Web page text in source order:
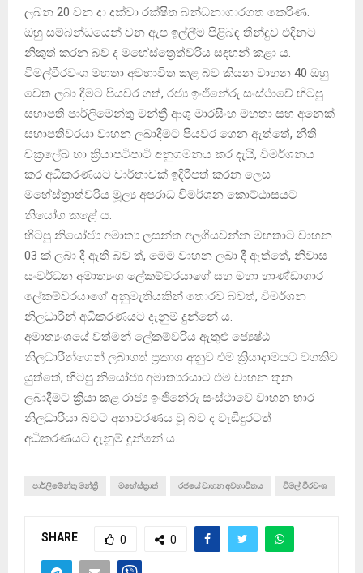
ලබන 20 වන දා දක්වා රක්ෂිත බන්ධනාගාරගත කෙරිණ.
ඔහු සම්බන්ධයෙන් වන ඇප ඉල්ලීම පිළිබඳ තීන්දුව එදිනට
නිකුත් කරන බව ද මහේස්ත්‍රෙත්වරිය සඳහන් කළා ය.
විමල්වීරවංශ මහතා අවභාවිත කළ බව කියන වාහන 40 ඔහු
වෙත ලබා දීමට පියවර ගත්, රජ්‍ය ඉංජිනේරු සංස්ථාවේ හිටපු
සභාපති පාර්ලිමේන්තු මන්ත්‍රී ආශු මාරසිංහ මහතා සහ අනෙක්
සභාපතිවරයා වාහන ලබාදීමට පියවර ගෙන ඇත්තේ, නීති
චක්‍රලේඛ හා ක්‍රියාපටිපාටි අනුගමනය කර දැයි, විමර්ශනය
කර අධිකරණයට වාර්තාවක් ඉදිරිපත් කරන ලෙස
මහේස්ත්‍රාත්වරිය මූල්‍ය අපරාධ විමර්ශන කොට්ඨාසයට
නියෝග කළේ ය.
හිටපු නියෝජ්‍ය අමාත්‍ය ලසන්ත අලගියවන්න මහතාට වාහන
03 ක් ලබා දී ඇති බව ත්, මෙම වාහන ලබා දී ඇත්තේ, නිවාස
සංවර්ධන අමාත්‍යංශ ලේකම්වරයාගේ සහ මහා භාණ්ඩාගාර
ලේකම්වරයාගේ අනුමැතියකින් තොරව බවත්, විමර්ශන
නිලධාරීන් අධිකරණයට දැනුම් දුන්නේ ය.
අමාත්‍යංශයේ වත්මන් ලේකම්වරිය ඇතුළු ජ්‍යෙෂ්ඨ
නිලධාරීන්ගෙන් ලබාගත් ප්‍රකාශ අනුව එම ක්‍රියාදාමයට වගකිව
යුත්තේ, හිටපු නියෝජ්‍ය අමාත්‍යරයාට එම වාහන තුන
ලබාදීමට ක්‍රියා කළ රාජ්‍ය ඉංජිනේරු සංස්ථාවේ වාහන භාර
නිලධාරියා බවට අනාවරණය වූ බව ද වැඩිදුරටත්
අධිකරණයට දැනුම් දුන්නේ ය.
පාර්ලිමේන්තු මන්ත්‍රී මහේස්ත්‍රාත් රජයේ වාහන අවභාවිතය විමල් වීරවංශ
SHARE 0 0